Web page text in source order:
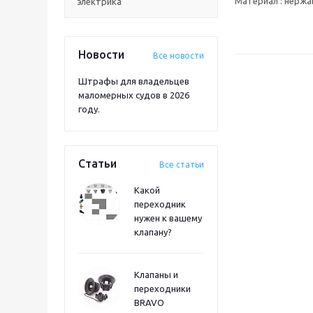
Новости Все новости
Штрафы для владельцев
маломерных судов в 2026
году.
Статьи Все статьи
Какой
переходник
нужен к вашему
клапану?
Клапаны и
переходники
BRAVO